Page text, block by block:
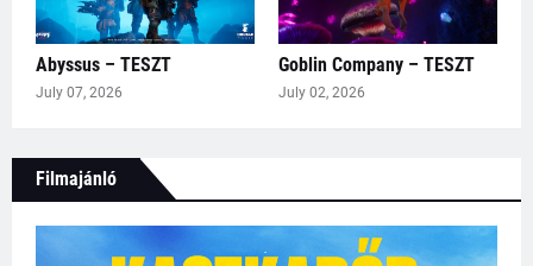
Abyssus – TESZT
July 07, 2026
Goblin Company – TESZT
July 02, 2026
Filmajánló